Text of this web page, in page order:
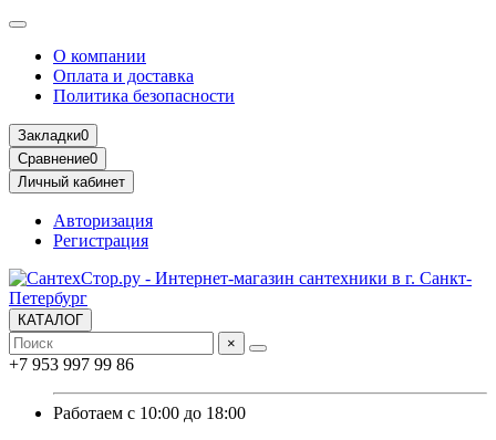
О компании
Оплата и доставка
Политика безопасности
Закладки0
Сравнение0
Личный кабинет
Авторизация
Регистрация
КАТАЛОГ
×
+7 953 997 99 86
Работаем с 10:00 до 18:00